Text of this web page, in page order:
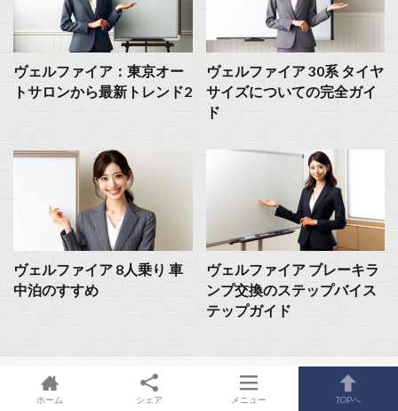
ヴェルファイア：東京オー
トサロンから最新トレンド2
ヴェルファイア 30系 タイヤ
サイズについての完全ガイ
ド
ヴェルファイア 8人乗り 車
中泊のすすめ
ヴェルファイア ブレーキラ
ンプ交換のステップバイス
テップガイド
ホーム シェア メニュー TOPへ